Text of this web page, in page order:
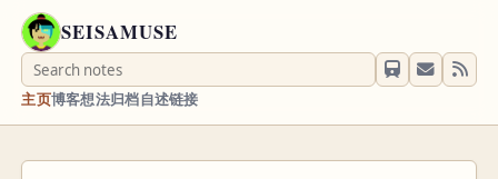
SEISAMUSE
主页博客想法归档自述链接